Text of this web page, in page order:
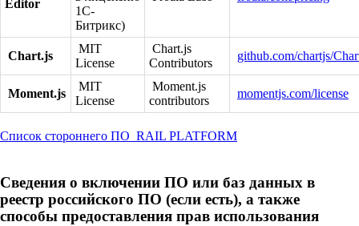
Editor
1С-
Битрикс)
Chart.js
MIT
License
Chart.js
Contributors
github.com/chartjs/
Moment.js
MIT
License
Moment.js
contributors
momentjs.com/license
Список стороннего ПО_RAIL PLATFORM
Сведения о включении ПО или баз данных в
реестр российского ПО (если есть), а также
способы предоставления прав использования